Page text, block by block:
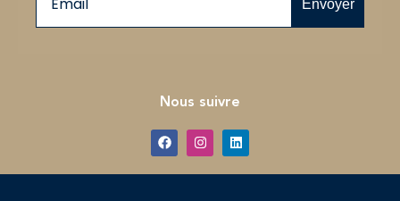
Envoyer
Nous suivre